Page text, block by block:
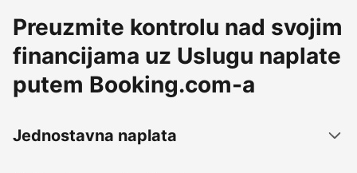
Preuzmite kontrolu nad svojim
financijama uz Uslugu naplate
putem Booking.com-a
Jednostavna naplata